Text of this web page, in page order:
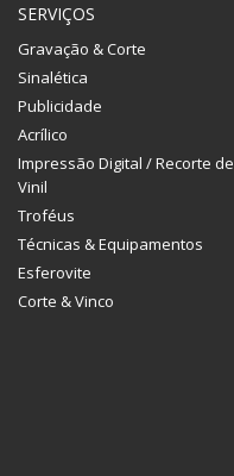
SERVIÇOS
Gravação & Corte
Sinalética
Publicidade
Acrílico
Impressão Digital / Recorte de
Vinil
Troféus
Técnicas & Equipamentos
Esferovite
Corte & Vinco